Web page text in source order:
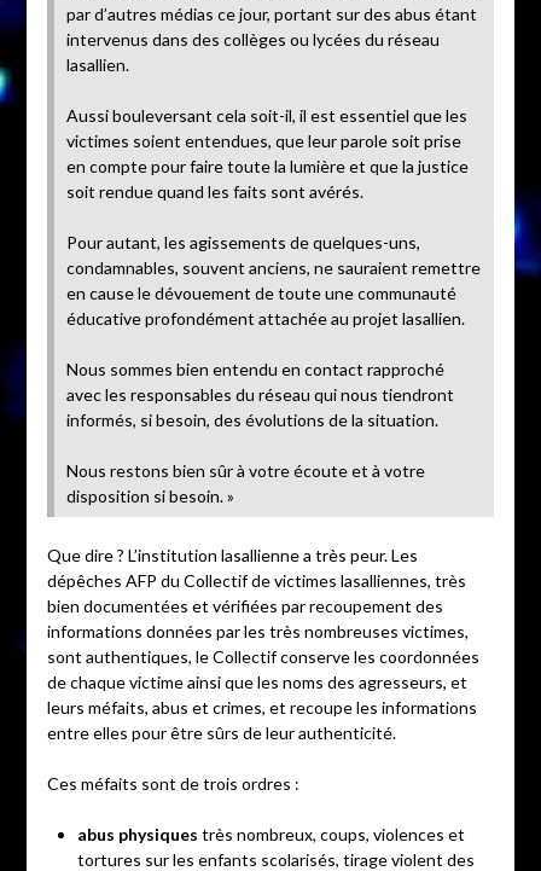
par d’autres médias ce jour, portant sur des abus étant
intervenus dans des collèges ou lycées du réseau
lasallien.
Aussi bouleversant cela soit-il, il est essentiel que les
victimes soient entendues, que leur parole soit prise
en compte pour faire toute la lumière et que la justice
soit rendue quand les faits sont avérés.
Pour autant, les agissements de quelques-uns,
condamnables, souvent anciens, ne sauraient remettre
en cause le dévouement de toute une communauté
éducative profondément attachée au projet lasallien.
Nous sommes bien entendu en contact rapproché
avec les responsables du réseau qui nous tiendront
informés, si besoin, des évolutions de la situation.
Nous restons bien sûr à votre écoute et à votre
disposition si besoin. »
Que dire ? L’institution lasallienne a très peur. Les
dépêches AFP du Collectif de victimes lasalliennes, très
bien documentées et vérifiées par recoupement des
informations données par les très nombreuses victimes,
sont authentiques, le Collectif conserve les coordonnées
de chaque victime ainsi que les noms des agresseurs, et
leurs méfaits, abus et crimes, et recoupe les informations
entre elles pour être sûrs de leur authenticité.
Ces méfaits sont de trois ordres :
abus physiques très nombreux, coups, violences et
tortures sur les enfants scolarisés, tirage violent des